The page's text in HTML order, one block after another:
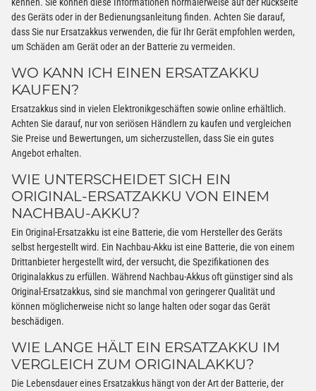
kennen. Sie können diese Informationen normalerweise auf der Rückseite
des Geräts oder in der Bedienungsanleitung finden. Achten Sie darauf,
dass Sie nur Ersatzakkus verwenden, die für Ihr Gerät empfohlen werden,
um Schäden am Gerät oder an der Batterie zu vermeiden.
WO KANN ICH EINEN ERSATZAKKU
KAUFEN?
Ersatzakkus sind in vielen Elektronikgeschäften sowie online erhältlich.
Achten Sie darauf, nur von seriösen Händlern zu kaufen und vergleichen
Sie Preise und Bewertungen, um sicherzustellen, dass Sie ein gutes
Angebot erhalten.
WIE UNTERSCHEIDET SICH EIN
ORIGINAL-ERSATZAKKU VON EINEM
NACHBAU-AKKU?
Ein Original-Ersatzakku ist eine Batterie, die vom Hersteller des Geräts
selbst hergestellt wird. Ein Nachbau-Akku ist eine Batterie, die von einem
Drittanbieter hergestellt wird, der versucht, die Spezifikationen des
Originalakkus zu erfüllen. Während Nachbau-Akkus oft günstiger sind als
Original-Ersatzakkus, sind sie manchmal von geringerer Qualität und
können möglicherweise nicht so lange halten oder sogar das Gerät
beschädigen.
WIE LANGE HÄLT EIN ERSATZAKKU IM
VERGLEICH ZUM ORIGINALAKKU?
Die Lebensdauer eines Ersatzakkus hängt von der Art der Batterie, der